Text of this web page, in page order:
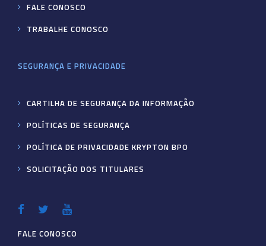
FALE CONOSCO
TRABALHE CONOSCO
SEGURANÇA E PRIVACIDADE
CARTILHA DE SEGURANÇA DA INFORMAÇÃO
POLÍTICAS DE SEGURANÇA
POLÍTICA DE PRIVACIDADE KRYPTON BPO
SOLICITAÇÃO DOS TITULARES
FALE CONOSCO